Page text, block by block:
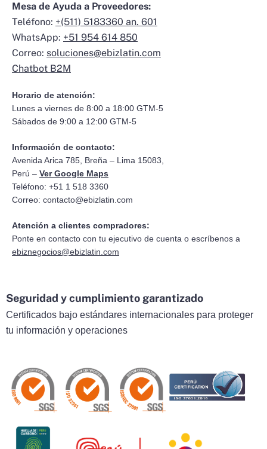
Mesa de Ayuda a Proveedores:
Teléfono: +(511) 5183360 an. 601
WhatsApp: +51 954 614 850
Correo: soluciones@ebizlatin.com
Chatbot B2M
Horario de atención:
Lunes a viernes de 8:00 a 18:00 GTM-5
Sábados de 9:00 a 12:00 GTM-5
Información de contacto:
Avenida Arica 785, Breña – Lima 15083,
Perú – Ver Google Maps
Teléfono: +51 1 518 3360
Correo: contacto@ebizlatin.com
Atención a clientes compradores:
Ponte en contacto con tu ejecutivo de cuenta o escríbenos a
ebiznegocios@ebizlatin.com
Seguridad y cumplimiento garantizado
Certificados bajo estándares internacionales para proteger
tu información y operaciones